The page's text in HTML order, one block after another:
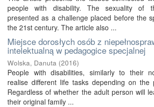
people with disability. The sexuality of
presented as a challenge placed before the
the 21st century. The article also ...
Miejsce dorosłych osób z
intelektualną w pedagogice specjalnej
Wolska, Danuta (2016)
People with disabilities, similarly to their
realise different life tasks depending on
Regardless of whether the adult person will
their original family ...